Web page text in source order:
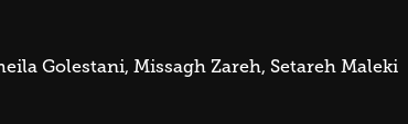
Golestani Missagh Zareh Setareh Maleki